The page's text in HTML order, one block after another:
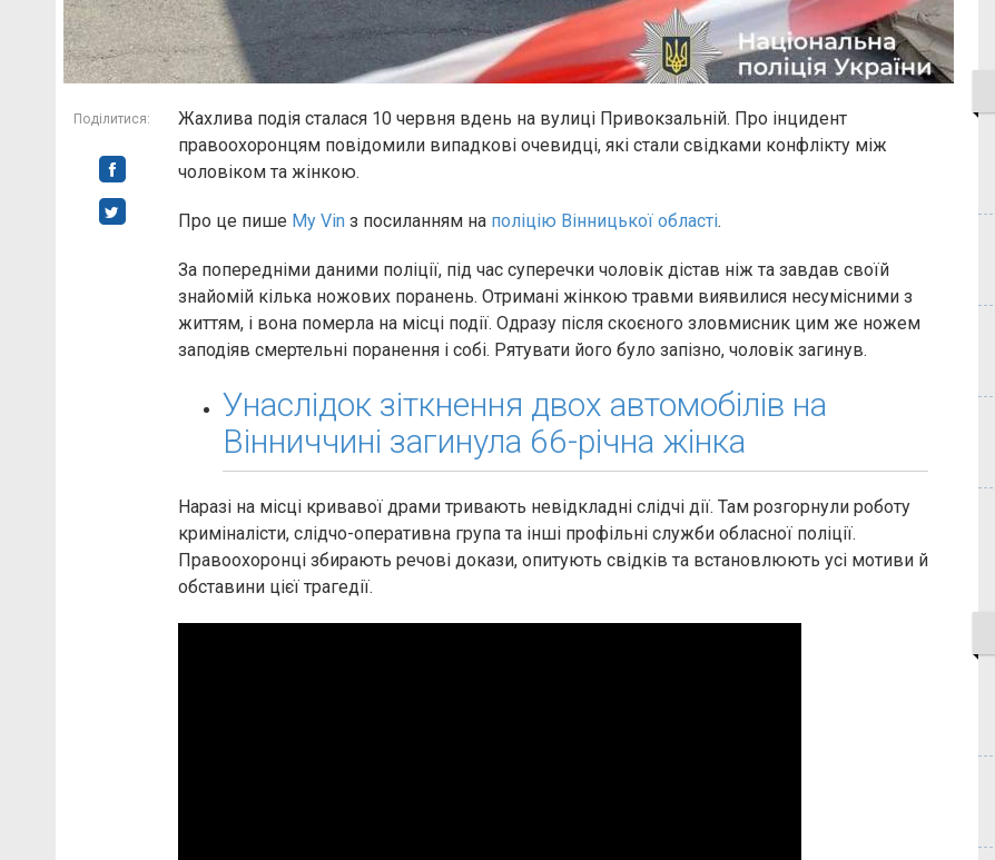
Поділитися:
Жахлива подія сталася 10 червня вдень на вулиці Привокзальній. Про інцидент
правоохоронцям повідомили випадкові очевидці, які стали свідками конфлікту між
чоловіком та жінкою.
Про це пише My Vin з посиланням на поліцію Вінницької області.
За попередніми даними поліції, під час суперечки чоловік дістав ніж та завдав своїй
знайомій кілька ножових поранень. Отримані жінкою травми виявилися несумісними з
життям, і вона померла на місці події. Одразу після скоєного зловмисник цим же ножем
заподіяв смертельні поранення і собі. Рятувати його було запізно, чоловік загинув.
Унаслідок зіткнення двох автомобілів на
Вінниччині загинула 66-річна жінка
Наразі на місці кривавої драми тривають невідкладні слідчі дії. Там розгорнули роботу
криміналісти, слідчо-оперативна група та інші профільні служби обласної поліції.
Правоохоронці збирають речові докази, опитують свідків та встановлюють усі мотиви й
обставини цієї трагедії.